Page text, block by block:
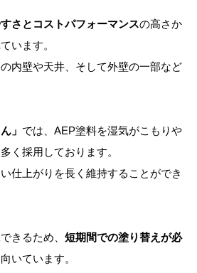
さとコストパフォーマンスの高さか
います。
内壁や天井、そして外壁の一部など
」 では、AEP塗料を湿気がこもりや
く採用しております。
仕上がりを長く維持することができ
きるため、 短期間での塗り替えが必
いています。